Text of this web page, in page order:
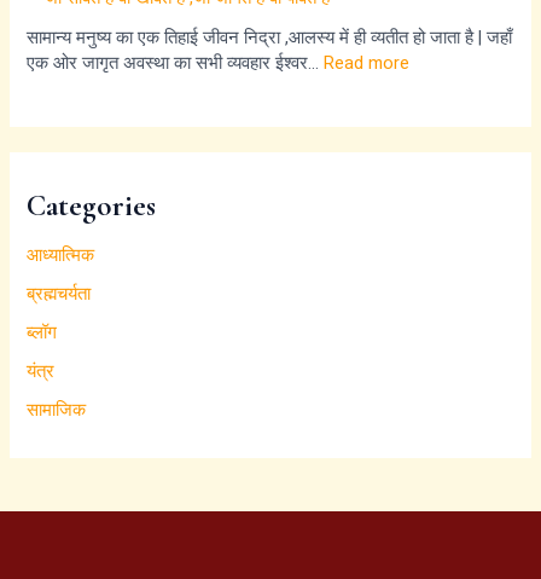
सामान्य मनुष्य का एक तिहाई जीवन निद्रा ,आलस्य में ही व्यतीत हो जाता है | जहाँ
एक ओर जागृत अवस्था का सभी व्यवहार ईश्वर…Read more
Categories
आध्यात्मिक
ब्रह्मचर्यता
ब्लॉग
यंत्र
सामाजिक